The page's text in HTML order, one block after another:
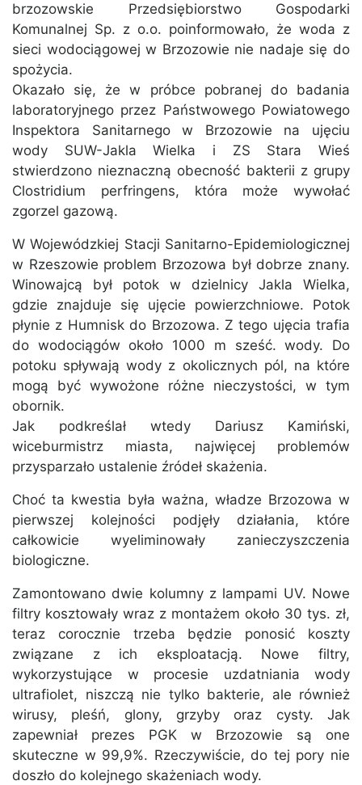
brzozowskie Przedsiębiorstwo Gospodarki
Komunalnej Sp. z o.o. poinformowało, że woda z
sieci wodociągowej w Brzozowie nie nadaje się do
spożycia.
Okazało się, że w próbce pobranej do badania
laboratoryjnego przez Państwowego Powiatowego
Inspektora Sanitarnego w Brzozowie na ujęciu
wody SUW-Jakla Wielka i ZS Stara Wieś
stwierdzono nieznaczną obecność bakterii z grupy
Clostridium perfringens, która może wywołać
zgorzel gazową.
W Wojewódzkiej Stacji Sanitarno-Epidemiologicznej
w Rzeszowie problem Brzozowa był dobrze znany.
Winowajcą był potok w dzielnicy Jakla Wielka,
gdzie znajduje się ujęcie powierzchniowe. Potok
płynie z Humnisk do Brzozowa. Z tego ujęcia trafia
do wodociągów około 1000 m sześć. wody. Do
potoku spływają wody z okolicznych pól, na które
mogą być wywożone różne nieczystości, w tym
obornik.
Jak podkreślał wtedy Dariusz Kamiński,
wiceburmistrz miasta, najwięcej problemów
przysparzało ustalenie źródeł skażenia.
Choć ta kwestia była ważna, władze Brzozowa w
pierwszej kolejności podjęły działania, które
całkowicie wyeliminowały zanieczyszczenia
biologiczne.
Zamontowano dwie kolumny z lampami UV. Nowe
filtry kosztowały wraz z montażem około 30 tys. zł,
teraz corocznie trzeba będzie ponosić koszty
związane z ich eksploatacją. Nowe filtry,
wykorzystujące w procesie uzdatniania wody
ultrafiolet, niszczą nie tylko bakterie, ale również
wirusy, pleśń, glony, grzyby oraz cysty. Jak
zapewniał prezes PGK w Brzozowie są one
skuteczne w 99,9%. Rzeczywiście, do tej pory nie
doszło do kolejnego skażeniach wody.